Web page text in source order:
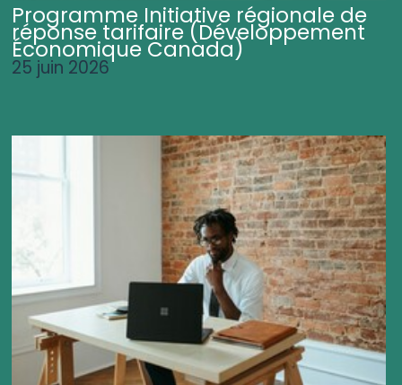
Programme Initiative régionale de
réponse tarifaire (Développement
Économique Canada)
25 juin 2026